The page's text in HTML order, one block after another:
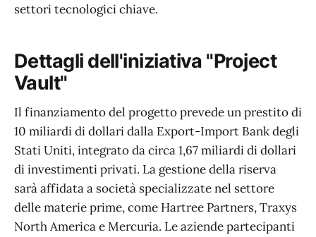
settori tecnologici chiave.
Dettagli dell'iniziativa "Project
Vault"
Il finanziamento del progetto prevede un prestito di
10 miliardi di dollari dalla Export-Import Bank degli
Stati Uniti, integrato da circa 1,67 miliardi di dollari
di investimenti privati. La gestione della riserva
sarà affidata a società specializzate nel settore
delle materie prime, come Hartree Partners, Traxys
North America e Mercuria. Le aziende partecipanti